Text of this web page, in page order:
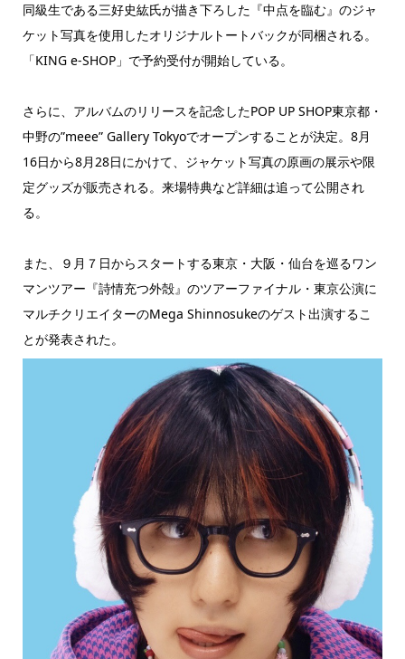
同級生である三好史紘氏が描き下ろした『中点を臨む』のジャ
ケット写真を使用したオリジナルトートバックが同梱される。
「KING e-SHOP」で予約受付が開始している。
さらに、アルバムのリリースを記念したPOP UP SHOP東京都・
中野の”meee” Gallery Tokyoでオープンすることが決定。8月
16日から8月28日にかけて、ジャケット写真の原画の展示や限
定グッズが販売される。来場特典など詳細は追って公開され
る。
また、９月７日からスタートする東京・大阪・仙台を巡るワン
マンツアー『詩情充つ外殻』のツアーファイナル・東京公演に
マルチクリエイターのMega Shinnosukeのゲスト出演するこ
とが発表された。